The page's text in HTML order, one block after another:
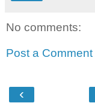
No comments:
Post a Comment
‹